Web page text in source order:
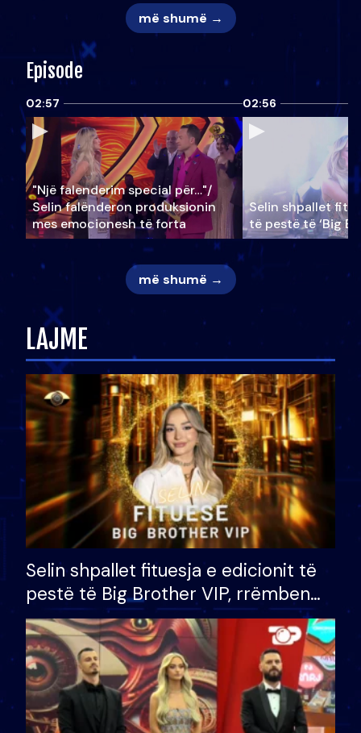
më shumë →
Episode
02:57
"Një falenderim special për…"/
Selin falënderon produksionin
mes emocionesh të forta
02:56
Selin shpallet
të pestë të ‘Big
më shumë →
LAJME
Selin shpallet fituesja e edicionit të
pestë të Big Brother VIP, rrëmben
çmimin e madh prej 100 mijë eurosh